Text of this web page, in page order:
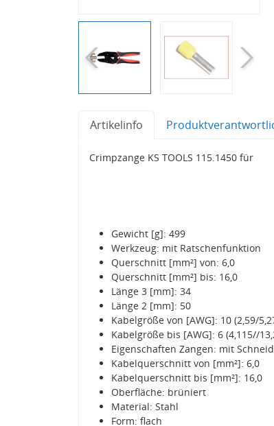
Artikelinfo
Crimpzange KS TOOLS 115.1450 für
Gewicht [g]: 499
Werkzeug: mit Ratschenfunktion
Querschnitt [mm²] von: 6,0
Querschnitt [mm²] bis: 16,0
Länge 3 [mm]: 34
Länge 2 [mm]: 50
Kabelgröße von [AWG]: 10 (2,59/
Kabelgröße bis [AWG]: 6 (4,115//
Eigenschaften Zangen: mit
Kabelquerschnitt von [mm²]: 6,0
Kabelquerschnitt bis [mm²]: 16,0
Oberfläche: brüniert
Material: Stahl
Form: flach